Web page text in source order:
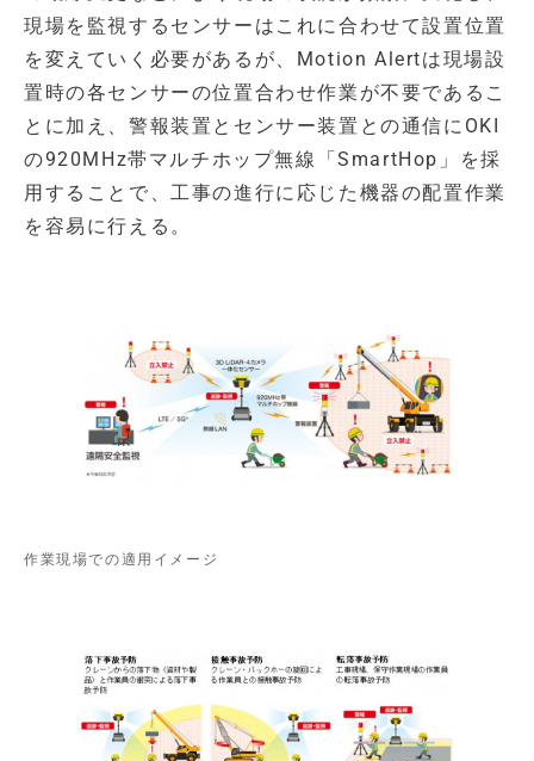
現場を監視するセンサーはこれに合わせて設置位置
を変えていく必要があるが、Motion Alertは現場設
置時の各センサーの位置合わせ作業が不要であるこ
とに加え、警報装置とセンサー装置との通信にOKI
の920MHz帯マルチホップ無線「SmartHop」を採
用することで、工事の進行に応じた機器の配置作業
を容易に行える。
作業現場での適用イメージ